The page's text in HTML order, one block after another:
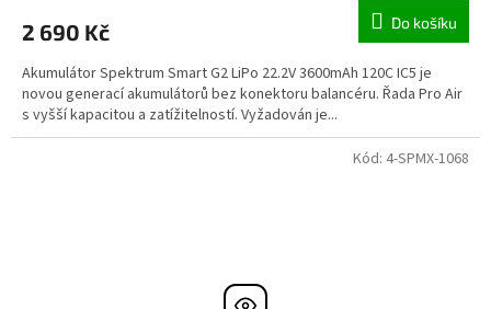
2 690 Kč Do košíku
Akumulátor Spektrum Smart G2 LiPo 22.2V 3600mAh 120C IC5 je
novou generací akumulátorů bez konektoru balancéru. Řada Pro Air
s vyšší kapacitou a zatížitelností. Vyžadován je...
Kód: 4-SPMX-1068